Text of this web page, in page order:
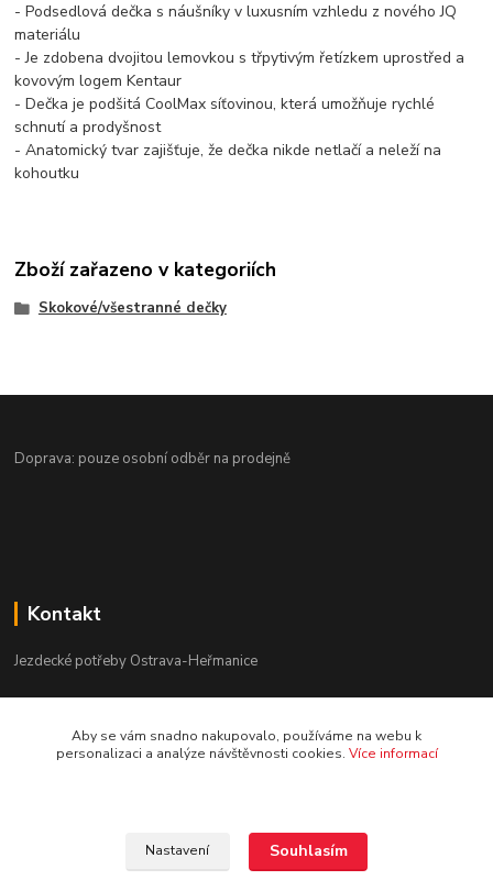
- Podsedlová dečka s náušníky v luxusním vzhledu z nového JQ
materiálu
- Je zdobena dvojitou lemovkou s třpytivým řetízkem uprostřed a
kovovým logem Kentaur
- Dečka je podšitá CoolMax síťovinou, která umožňuje rychlé
schnutí a prodyšnost
- Anatomický tvar zajišťuje, že dečka nikde netlačí a neleží na
kohoutku
Zboží zařazeno v kategoriích
Skokové/všestranné dečky
Doprava: pouze osobní odběr na prodejně
Kontakt
Jezdecké potřeby Ostrava-Heřmanice
Po-Pá 9:30 - 17:30
Aby se vám snadno nakupovalo, používáme na webu k
personalizaci a analýze návštěvnosti cookies. Více informací
Nastavení Souhlasím